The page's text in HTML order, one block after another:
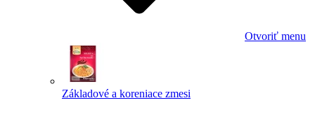
Otvoriť menu
Základové a koreniace zmesi